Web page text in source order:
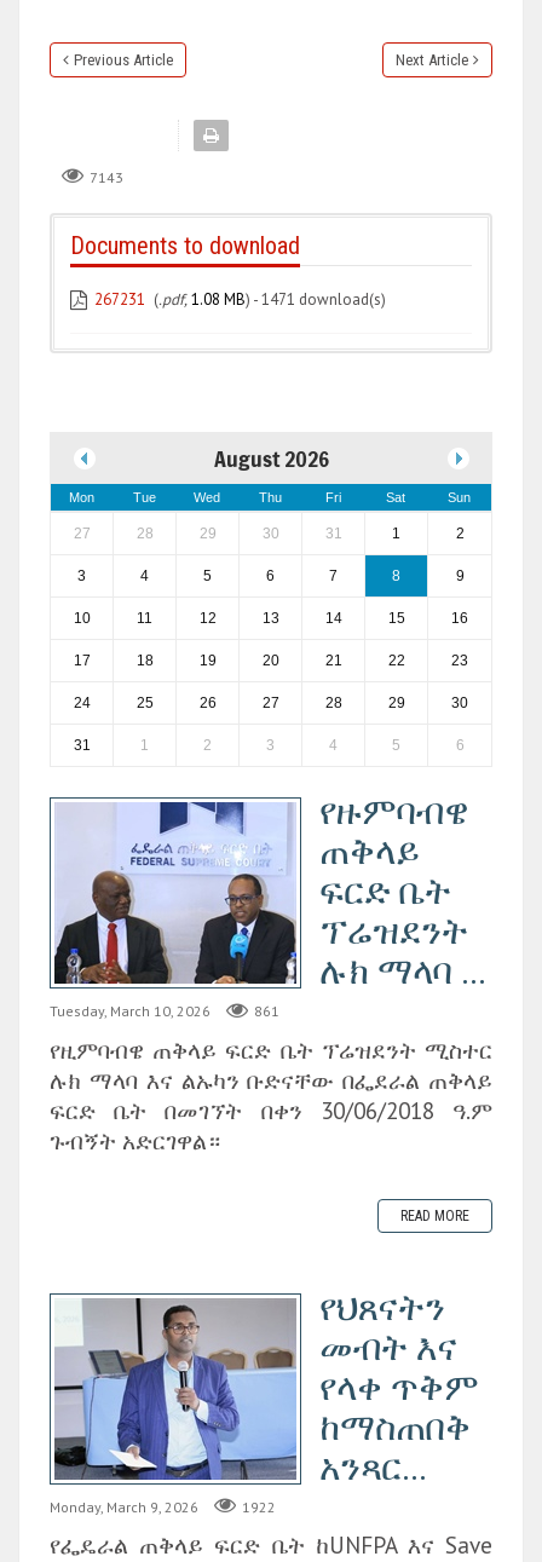
Previous Article Next Article
7143
Documents to download
267231 (.pdf,1.08 MB) - 1471 download(s)
August 2026
Mon Tue Wed Thu Fri Sat Sun
27 28 29 30 31 1 2
3 4 5 6 7 8 9
10 11 12 13 14 15 16
17 18 19 20 21 22 23
24 25 26 27 28 29 30
31 1 2 3 4 5 6
የዙምባብዌ
ጠቅላይ
ፍርድ ቤት
ፕሬዝደንት
ሉክ ማላባ ...
Tuesday, March 10, 2026 861
የዚምባብዌ ጠቅላይ ፍርድ ቤት ፕሬዝደንት ሚስተር
ሉክ ማላባ እና ልኡካን ቡድናቸው በፌደራል ጠቅላይ
ፍርድ ቤት በመገኘት በቀን 30/06/2018 ዓ.ም
ጉብኝት አድርገዋል።
READ MORE
የህጸናትን
መብት እና
የላቀ ጥቅም
ከማስጠበቅ
አንጻር...
Monday, March 9, 2026 1922
የፌዴራል ጠቅላይ ፍርድ ቤት ከUNFPA እና Save